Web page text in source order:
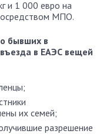
и 1 000 евро на
МПО.
бывших в
в ЕАЭС вещей
их семей;
разрешение